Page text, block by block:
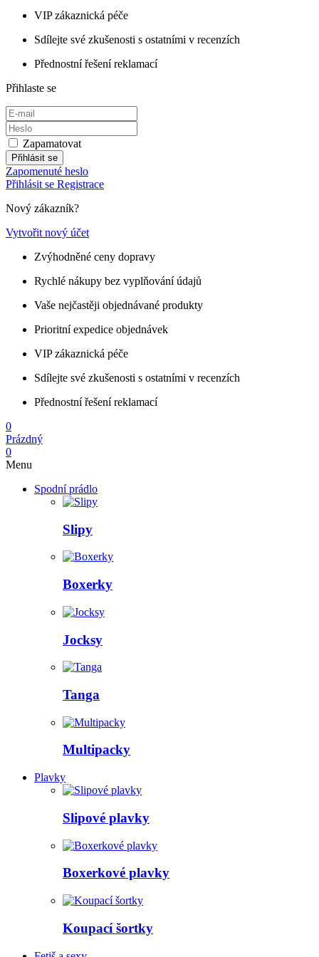
VIP zákaznická péče
Sdílejte své zkušenosti s ostatními v recenzích
Přednostní řešení reklamací
Přihlaste se
Zapamatovat
Přihlásit se
Zapomenuté heslo
Přihlásit se Registrace
Nový zákazník?
Vytvořit nový účet
Zvýhodněné ceny dopravy
Rychlé nákupy bez vyplňování údajů
Vaše nejčastěji objednávané produkty
Prioritní expedice objednávek
VIP zákaznická péče
Sdílejte své zkušenosti s ostatními v recenzích
Přednostní řešení reklamací
0
Prázdný
0
Menu
Spodní prádlo
Slipy
Boxerky
Jocksy
Tanga
Multipacky
Plavky
Slipové plavky
Boxerkové plavky
Koupací šortky